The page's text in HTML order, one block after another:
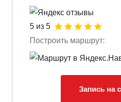
5 из 5
Построить маршрут:
Запись на